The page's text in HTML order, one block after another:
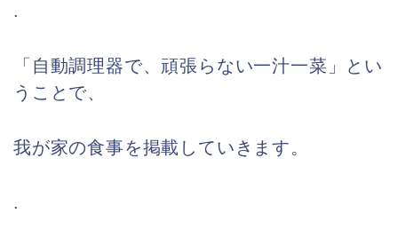
.
「自動調理器で、頑張らない一汁一菜」とい
うことで、
我が家の食事を掲載していきます。
.